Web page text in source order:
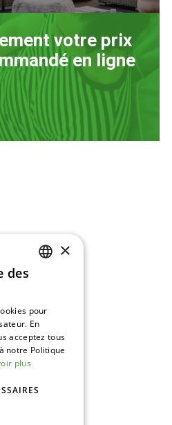
votre prix
en ligne
GERMAN
×
des
pour
En
acceptez tous
notre Politique
plus